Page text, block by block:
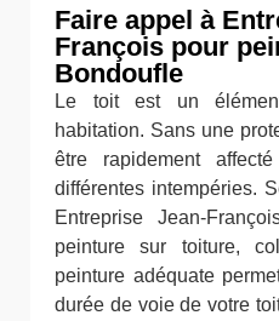
Faire appel à
François pour
Bondoufle
Le toit est un
habitation. Sans une
être rapidement
différentes intempéries.
Entreprise Jean-
peinture sur toiture,
peinture adéquate
durée de voie de votre